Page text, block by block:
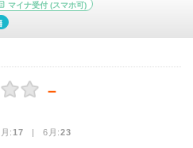
マイナ受付 (スマホ可)
－
:17 | 6月:23